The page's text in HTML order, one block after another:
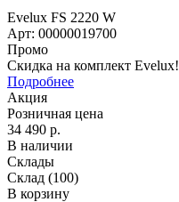
Evelux FS 2220 W
Арт: 00000019700
Промо
Скидка на комплект Evelux!
Подробнее
Акция
Розничная цена
34 490 р.
В наличии
Склады
Склад (100)
В корзину